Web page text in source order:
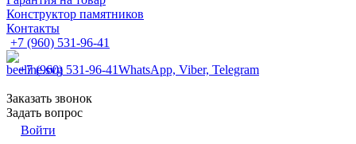
Конструктор памятников
Контакты
+7 (960) 531-96-41
+7 (960) 531-96-41WhatsApp, Viber, Telegram
Заказать звонок
Задать вопрос
Войти